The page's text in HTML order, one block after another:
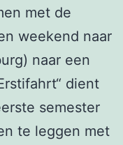
met de
weekend naar
naar een
dient
semester
te leggen met